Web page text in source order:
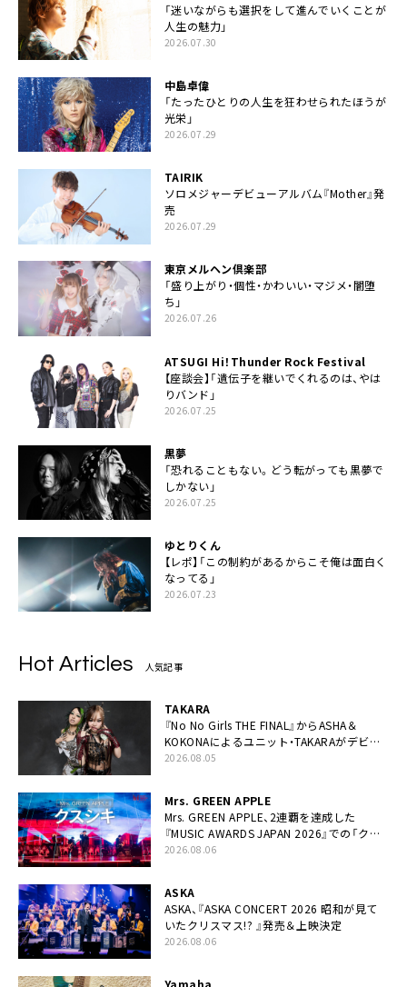
「迷いながらも選択をして進んでいくことが
人生の魅力」
2026.07.30
中島卓偉
「たったひとりの人生を狂わせられたほうが
光栄」
2026.07.29
TAIRIK
ソロメジャーデビューアルバム『Mother』発
売
2026.07.29
東京メルヘン倶楽部
「盛り上がり・個性・かわいい・マジメ・闇堕
ち」
2026.07.26
ATSUGI Hi！Thunder Rock Festival
【座談会】「遺伝子を継いでくれるのは、やは
りバンド」
2026.07.25
黒夢
「恐れることもない。どう転がっても黒夢で
しかない」
2026.07.25
ゆとりくん
【レポ】「この制約があるからこそ俺は面白く
なってる」
2026.07.23
Hot Articles 人気記事
TAKARA
『No No Girls THE FINAL』からASHA＆
KOKONAによるユニット・TAKARAがデビュ
ー
2026.08.05
Mrs. GREEN APPLE
Mrs. GREEN APPLE、2連覇を達成した
『MUSIC AWARDS JAPAN 2026』での「クス
シキ」ライブパフォーマンスをYouTube公開
2026.08.06
ASKA
ASKA、『ASKA CONCERT 2026 昭和が見て
いたクリスマス!? 』発売＆上映決定
2026.08.06